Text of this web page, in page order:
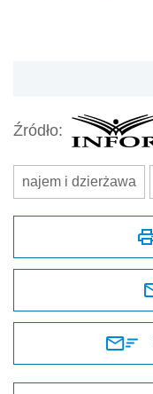
Źródło:
najem i dzierżawa